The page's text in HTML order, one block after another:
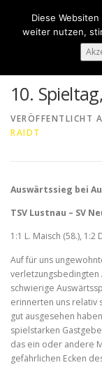
springen
NEWS
LOGIN
10.
VERÖFFENTLICHT
RAIDT
Auswärtssieg bei
TSV Lustnau – SV
1:1 L. Maisch (58.), 1:2
Auf für uns
verletzungsbedingten
schwierige
erinnerten uns relativ
gut ausgesehen
spielstarken
das ein oder andere
gefährlichen Ecken
Diese
weiter nutzen,